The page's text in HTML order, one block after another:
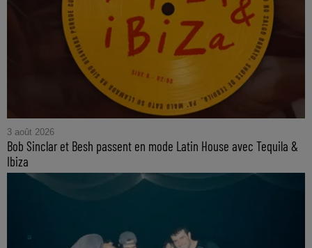
3 août 2026
Bob Sinclar et Besh passent en mode Latin House avec Tequila &
Ibiza